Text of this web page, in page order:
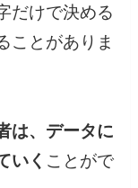
だけで決める
ことがありま
は、データに
いく ことがで